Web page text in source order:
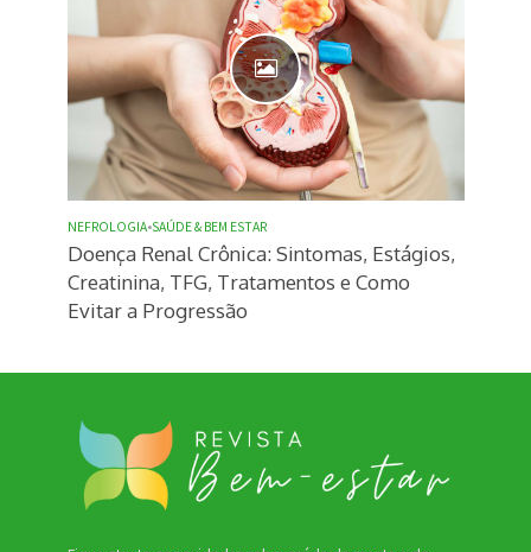
NEFROLOGIA•SAÚDE & BEM ESTAR
Doença Renal Crônica: Sintomas, Estágios,
Creatinina, TFG, Tratamentos e Como
Evitar a Progressão